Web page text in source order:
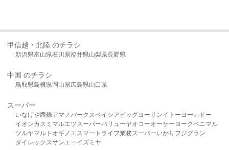
甲信越・北陸 のチラシ
新潟県富山県石川県福井県山梨県長野県
中国 のチラシ
鳥取県島根県岡山県広島県山口県
スーパー
いなげや西條アマノパークスベイシア ビッグヨーサンイトーヨーカドー
イオンカスミ マルエツスーパーバリューヤオコーオーケー ヨークベニマル
ツルヤマルト オギノ エスマート ライフ業務スーパーいかり フジグラン
ダイレックスサンエーイズミヤ